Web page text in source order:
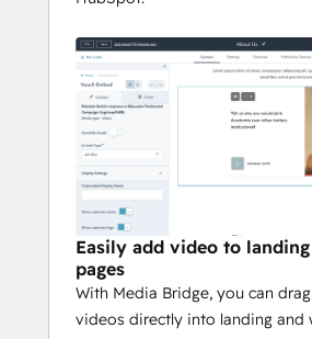
Easily add video to
pages
With Media Bridge, you can
videos directly into landing and